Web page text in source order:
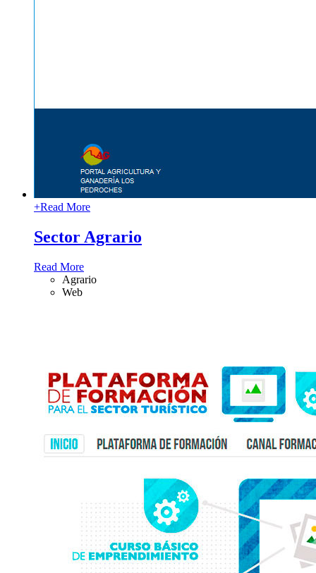
+Read More
Sector Agrario
Read More
Agrario
Web